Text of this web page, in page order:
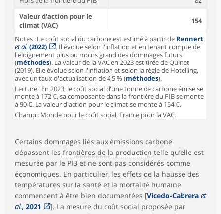
Valeur d'action pour le
climat (VAC)
154
Notes : Le coût social du carbone est estimé à partir de Rennert
et al. (2022)
. Il évolue selon l'inflation et en tenant compte de
l'éloignement plus ou moins grand des dommages futurs
(méthodes). La valeur de la VAC en 2023 est tirée de Quinet
(2019). Elle évolue selon l'inflation et selon la règle de Hotelling,
avec un taux d'actualisation de 4,5 % (méthodes).
Lecture : En 2023, le coût social d'une tonne de carbone émise se
monte à 172 €, sa composante dans la frontière du PIB se monte
à 90 €. La valeur d'action pour le climat se monte à 154 €.
Champ : Monde pour le coût social, France pour la VAC.
Certains dommages liés aux émissions carbone
dépassent les frontières de la production telle qu’elle est
mesurée par le PIB et ne sont pas considérés comme
économiques. En particulier, les effets de la hausse des
températures sur la santé et la mortalité humaine
commencent à être bien documentées [Vicedo-Cabrera et
al., 2021
]. La mesure du coût social proposée par